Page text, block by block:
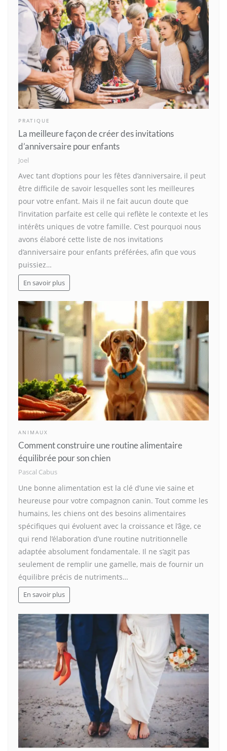
PRATIQUE
La meilleure façon de créer des invitations
d’anniversaire pour enfants
Joel
Avec tant d’options pour les fêtes d’anniversaire, il peut
être difficile de savoir lesquelles sont les meilleures
pour votre enfant. Mais il ne fait aucun doute que
l’invitation parfaite est celle qui reflète le contexte et les
intérêts uniques de votre famille. C’est pourquoi nous
avons élaboré cette liste de nos invitations
d’anniversaire pour enfants préférées, afin que vous
puissiez…
En savoir plus
ANIMAUX
Comment construire une routine alimentaire
équilibrée pour son chien
Pascal Cabus
Une bonne alimentation est la clé d’une vie saine et
heureuse pour votre compagnon canin. Tout comme les
humains, les chiens ont des besoins alimentaires
spécifiques qui évoluent avec la croissance et l’âge, ce
qui rend l’élaboration d’une routine nutritionnelle
adaptée absolument fondamentale. Il ne s’agit pas
seulement de remplir une gamelle, mais de fournir un
équilibre précis de nutriments…
En savoir plus